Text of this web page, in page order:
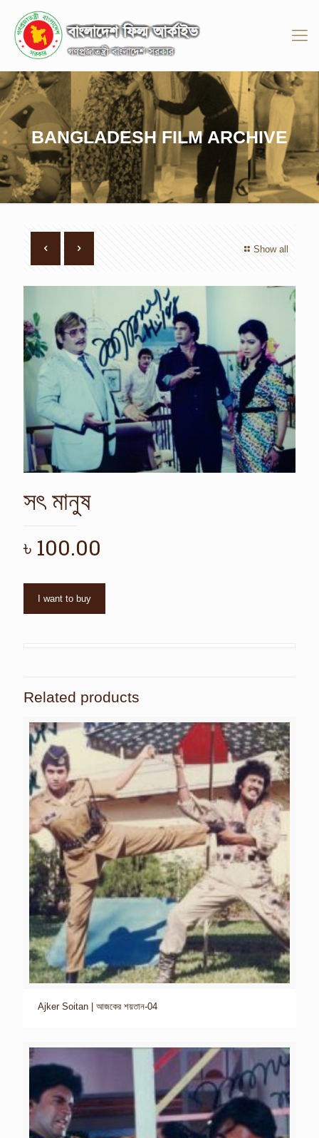
BANGLADESH FILM ARCHIVE
Show all
সৎ মানুষ
৳ 100.00
I want to buy
Related products
Ajker Soitan | আজকের শয়তান-04